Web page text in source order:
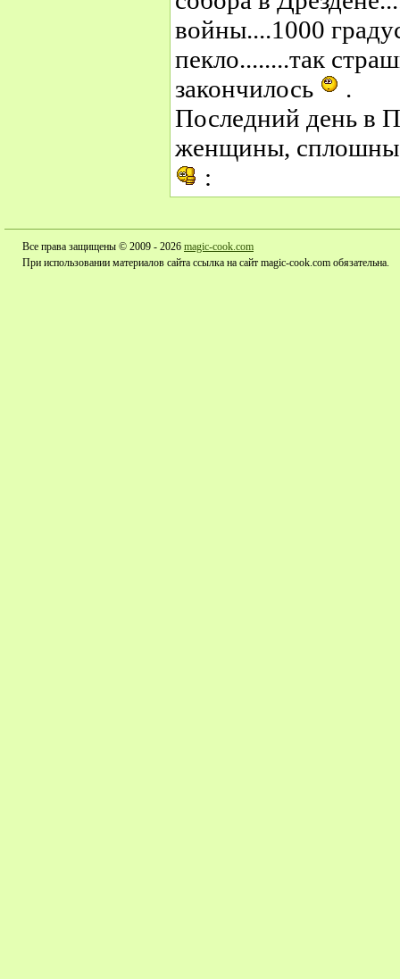
войны....1000
пекло........так
закончилось
.
Последний день в
женщины,
:
Все права защищены © 2009 - 2026 magic-cook.com
При использовании материалов сайта ссылка на сайт magic-cook.com обязательна.